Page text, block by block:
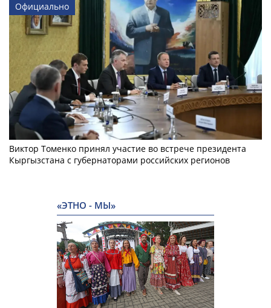
Официально
Виктор Томенко принял участие во встрече президента
Кыргызстана с губернаторами российских регионов
«ЭТНО - МЫ»